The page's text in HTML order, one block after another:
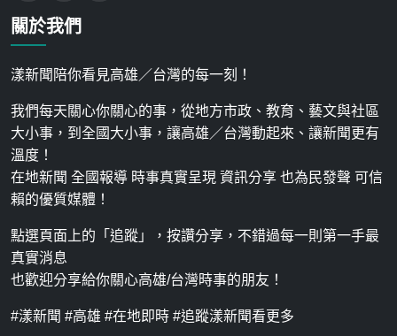
關於我們
漾新聞陪你看見高雄／台灣的每一刻！
我們每天關心你關心的事，從地方市政、教育、藝文與社區
大小事，到全國大小事，讓高雄／台灣動起來、讓新聞更有
溫度！
在地新聞 全國報導 時事真實呈現 資訊分享 也為民發聲 可信
賴的優質媒體！
點選頁面上的「追蹤」，按讚分享，不錯過每一則第一手最
真實消息
也歡迎分享給你關心高雄/台灣時事的朋友！
#漾新聞 #高雄 #在地即時 #追蹤漾新聞看更多